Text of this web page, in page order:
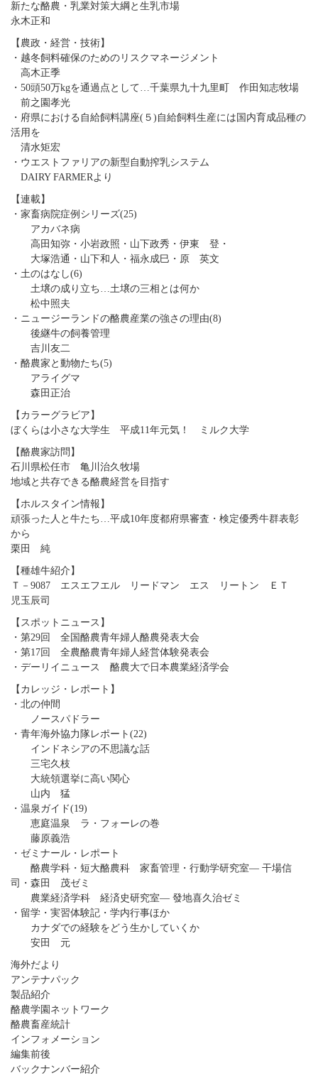
新たな酪農・乳業対策大綱と生乳市場
永木正和
【農政・経営・技術】
・越冬飼料確保のためのリスクマネージメント
高木正季
・50頭50万kgを通過点として…千葉県九十九里町 作田知志牧場
前之園孝光
・府県における自給飼料講座(５)自給飼料生産には国内育成品種の
活用を
清水矩宏
・ウエストファリアの新型自動搾乳システム
DAIRY FARMERより
【連載】
・家畜病院症例シリーズ(25)
アカバネ病
高田知弥・小岩政照・山下政秀・伊東 登・
大塚浩通・山下和人・福永成巳・原 英文
・土のはなし(6)
土壌の成り立ち…土壌の三相とは何か
松中照夫
・ニュージーランドの酪農産業の強さの理由(8)
後継牛の飼養管理
吉川友二
・酪農家と動物たち(5)
アライグマ
森田正治
【カラーグラビア】
ぼくらは小さな大学生 平成11年元気！ ミルク大学
【酪農家訪問】
石川県松任市 亀川治久牧場
地域と共存できる酪農経営を目指す
【ホルスタイン情報】
頑張った人と牛たち…平成10年度都府県審査・検定優秀牛群表彰
から
栗田 純
【種雄牛紹介】
Ｔ－9087 エスエフエル リードマン エス リートン ＥＴ
児玉辰司
【スポットニュース】
・第29回 全国酪農青年婦人酪農発表大会
・第17回 全農酪農青年婦人経営体験発表会
・デーリイニュース 酪農大で日本農業経済学会
【カレッジ・レポート】
・北の仲間
ノースパドラー
・青年海外協力隊レポート(22)
インドネシアの不思議な話
三宅久枝
大統領選挙に高い関心
山内 猛
・温泉ガイド(19)
恵庭温泉 ラ・フォーレの巻
藤原義浩
・ゼミナール・レポート
酪農学科・短大酪農科 家畜管理・行動学研究室― 干場信
司・森田 茂ゼミ
農業経済学科 経済史研究室― 發地喜久治ゼミ
・留学・実習体験記・学内行事ほか
カナダでの経験をどう生かしていくか
安田 元
海外だより
アンテナパック
製品紹介
酪農学園ネットワーク
酪農畜産統計
インフォメーション
編集前後
バックナンバー紹介